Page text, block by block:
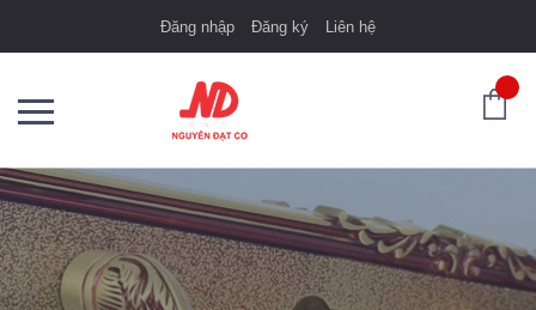
Đăng nhập Đăng ký Liên hệ